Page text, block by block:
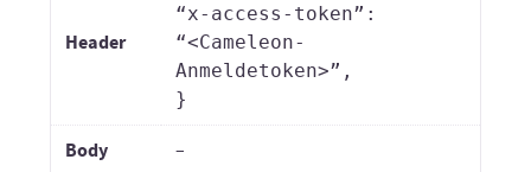
Header
“x-access-token”:
“<Cameleon-
Anmeldetoken>”,
}
Body –